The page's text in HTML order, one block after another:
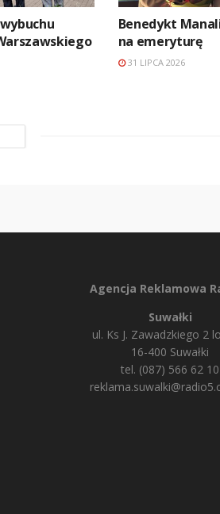
Benedykt
na emeryturę
31 LIPCA 2026
Agencja Reklamowa
Suwałki
ul. Ks J. Zawadzkiego 2
16-400 Suwałki
tel. (087) 566 62 10